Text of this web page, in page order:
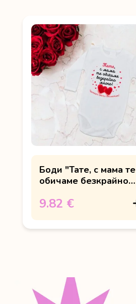
Боди "Тате, с мама те
обичаме безкрайно
9.82 €